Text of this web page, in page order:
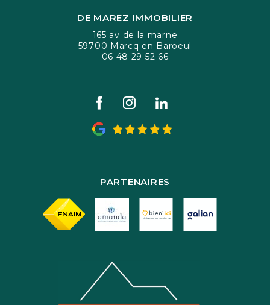
DE MAREZ IMMOBILIER
165 av de la marne
59700 Marcq en Baroeul
06 48 29 52 66
PARTENAIRES